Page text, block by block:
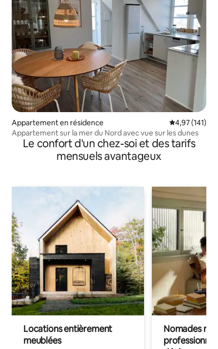
Appartement en résidence Évaluation
4,97 (141)
Appartement sur la mer du Nord avec vue sur les dunes
Le confort d'un chez-soi et des tarifs
mensuels avantageux
Locations entièrement
meublées
Nomades